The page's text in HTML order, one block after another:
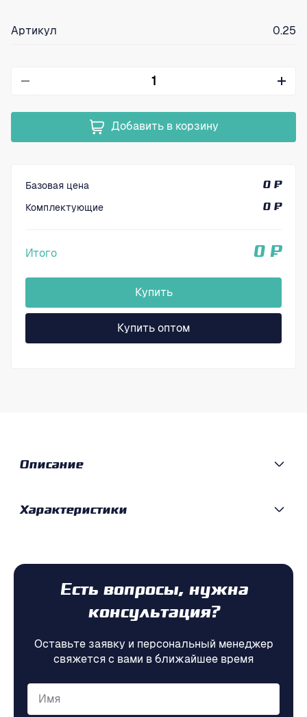
Артикул 0.25
Добавить в корзину
Базовая цена
0 ₽
Комплектующие
0 ₽
Итого 0 ₽
Купить
Купить оптом
Описание
Характеристики
Есть вопросы, нужна
консультация?
Оставьте заявку и персональный менеджер
свяжется с вами в ближайшее время
Имя